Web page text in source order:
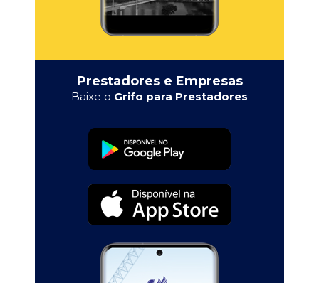
Prestadores e Empresas
Baixe o Grifo para Prestadores